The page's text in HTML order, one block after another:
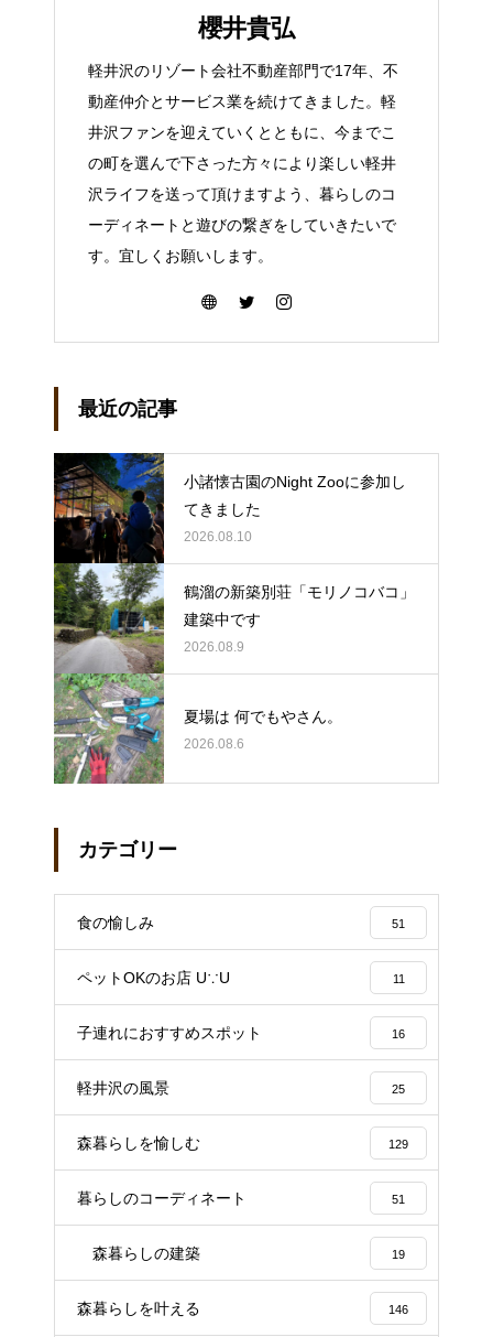
櫻井貴弘
軽井沢のリゾート会社不動産部門で17年、不
動産仲介とサービス業を続けてきました。軽
井沢ファンを迎えていくとともに、今までこ
の町を選んで下さった方々により楽しい軽井
沢ライフを送って頂けますよう、暮らしのコ
ーディネートと遊びの繋ぎをしていきたいで
す。宜しくお願いします。
最近の記事
小諸懐古園のNight Zooに参加し
てきました
2026.08.10
鶴溜の新築別荘「モリノコバコ」
建築中です
2026.08.9
夏場は 何でもやさん。
2026.08.6
カテゴリー
食の愉しみ 51
ペットOKのお店 U∵U 11
子連れにおすすめスポット 16
軽井沢の風景 25
森暮らしを愉しむ 129
暮らしのコーディネート 51
森暮らしの建築 19
森暮らしを叶える 146